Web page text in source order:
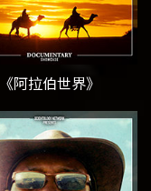
《阿拉伯世界》